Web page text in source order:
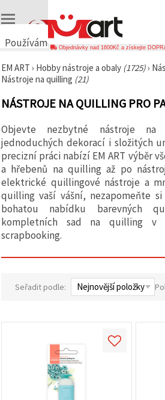
Používáme
🍪
Používáme
podobné
technologie,
zajistili
správné
fungování
webu,
zlepšili vaše
prostředí
při jeho
používání a
s vaším
souhlasem
analyzovali
návštěvnost
zobrazovali
reklamu, a
partnerů
Objednávky nad 1600Kč a získejte
EM ART › Hobby nástroje a obaly (1725)›
Nástroje na quilling (21)
NÁSTROJE NA QUILLING PRO
Objevte nezbytné nástroje
jednoduchých dekorací i složitých
precizní práci nabízí EM ART výběr
a hřebenů na quilling až po
elektrické quillingové nástroje a
quilling vaší vášní, nezapomeňte
bohatou nabídku barevných
kompletních sad na quilling v
scrapbooking.
Seřadit podle: